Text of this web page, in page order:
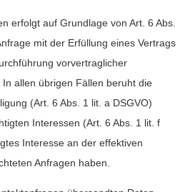
erfolgt auf Grundlage von Art. 6 Abs.
mit der Erfüllung eines Vertrags
vorvertraglicher
allen übrigen Fällen beruht die
(Art. 6 Abs. 1 lit. a DSGVO)
Interessen (Art. 6 Abs. 1 lit. f
Interesse an der effektiven
Anfragen haben.